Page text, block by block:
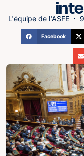
L'équipe de l'ASFE
Facebook